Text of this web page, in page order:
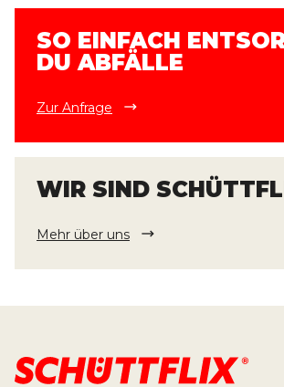
SO EINFACH
DU ABFÄLLE
Zur Anfrage
WIR SIND
Mehr über uns